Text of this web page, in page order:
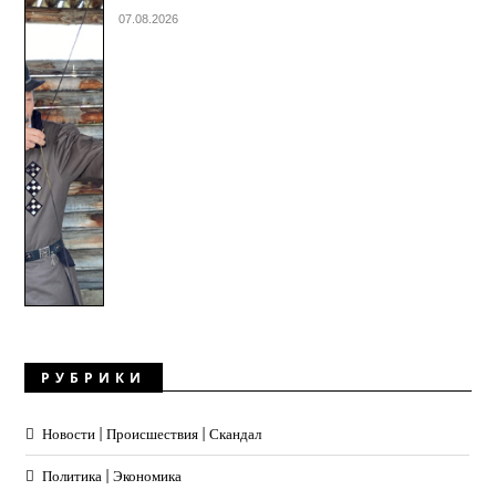
07.08.2026
РУБРИКИ
Новости | Происшествия | Скандал
Политика | Экономика